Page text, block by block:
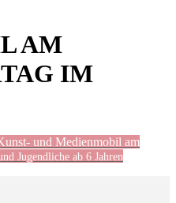
AM
IM
und Medienmobil am
Jugendliche ab 6 Jahren